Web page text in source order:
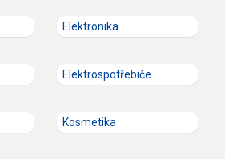
Elektronika
Elektrospotřebiče
Kosmetika